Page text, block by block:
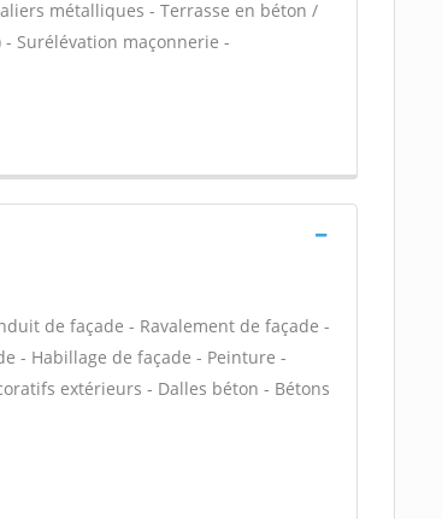
métalliques - Terrasse en béton /
- Surélévation maçonnerie -
de façade - Ravalement de façade -
- Habillage de façade - Peinture -
extérieurs - Dalles béton - Bétons